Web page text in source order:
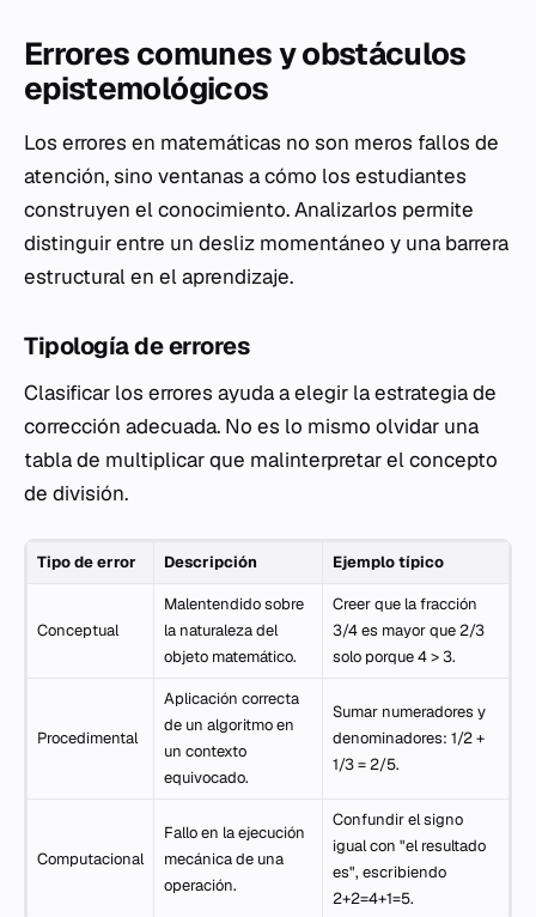
Errores comunes y obstáculos
epistemológicos
Los errores en matemáticas no son meros fallos de
atención, sino ventanas a cómo los estudiantes
construyen el conocimiento. Analizarlos permite
distinguir entre un desliz momentáneo y una barrera
estructural en el aprendizaje.
Tipología de errores
Clasificar los errores ayuda a elegir la estrategia de
corrección adecuada. No es lo mismo olvidar una
tabla de multiplicar que malinterpretar el concepto
de división.
Tipo de error Descripción Ejemplo típico
Conceptual
Malentendido sobre
la naturaleza del
objeto matemático.
Creer que la fracción
3/4 es mayor que 2/3
solo porque 4 > 3.
Procedimental
Aplicación correcta
de un algoritmo en
un contexto
equivocado.
Sumar numeradores y
denominadores: 1/2 +
1/3 = 2/5.
Computacional
Fallo en la ejecución
mecánica de una
operación.
Confundir el signo
igual con "el resultado
es", escribiendo
2+2=4+1=5.